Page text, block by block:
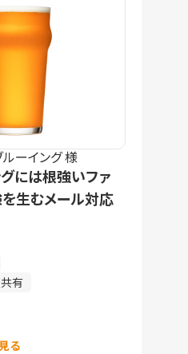
ーイング 様
には根強いファ
生むメール対応
有
る